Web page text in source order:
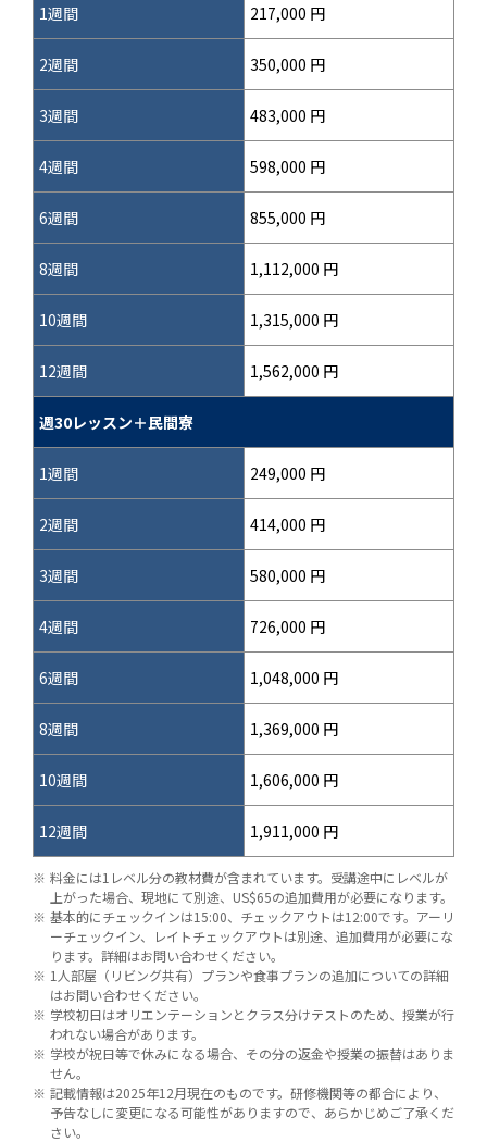
1週間 217,000 円
2週間 350,000 円
3週間 483,000 円
4週間 598,000 円
6週間 855,000 円
8週間 1,112,000 円
10週間 1,315,000 円
12週間 1,562,000 円
週30レッスン＋民間寮
1週間 249,000 円
2週間 414,000 円
3週間 580,000 円
4週間 726,000 円
6週間 1,048,000 円
8週間 1,369,000 円
10週間 1,606,000 円
12週間 1,911,000 円
料金には1レベル分の教材費が含まれています。受講途中にレベルが
上がった場合、現地にて別途、US$65の追加費用が必要になります。
基本的にチェックインは15:00、チェックアウトは12:00です。アーリ
ーチェックイン、レイトチェックアウトは別途、追加費用が必要にな
ります。詳細はお問い合わせください。
1人部屋（リビング共有）プランや食事プランの追加についての詳細
はお問い合わせください。
学校初日はオリエンテーションとクラス分けテストのため、授業が行
われない場合があります。
学校が祝日等で休みになる場合、その分の返金や授業の振替はありま
せん。
記載情報は2025年12月現在のものです。研修機関等の都合により、
予告なしに変更になる可能性がありますので、あらかじめご了承くだ
さい。